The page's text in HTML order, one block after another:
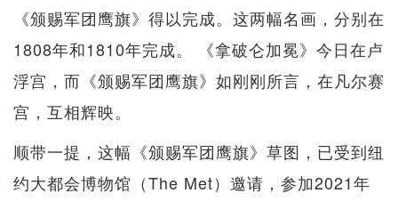
《颁赐军团鹰旗》得以完成。这两幅名画，分别在
1808年和1810年完成。 《拿破仑加冕》今日在卢
浮宫，而《颁赐军团鹰旗》如刚刚所言，在凡尔赛
宫，互相辉映。
顺带一提，这幅《颁赐军团鹰旗》草图，已受到纽
约大都会博物馆（The Met）邀请，参加2021年